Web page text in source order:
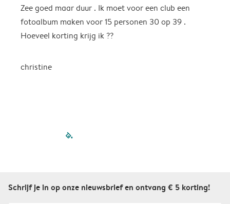
Zee goed maar duur . Ik moet voor een club een
fotoalbum maken voor 15 personen 30 op 39 .
Hoeveel korting krijg ik ??
christine
filled-pagination
Schrijf je in op onze nieuwsbrief en ontvang € 5 korting!